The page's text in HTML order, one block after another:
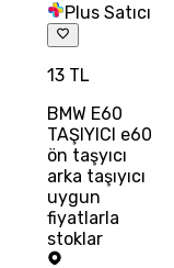
Plus Satıcı
13 TL
BMW E60
TAŞIYICI e60
ön taşyıcı
arka taşıyıcı
uygun
fiyatlarla
stoklar